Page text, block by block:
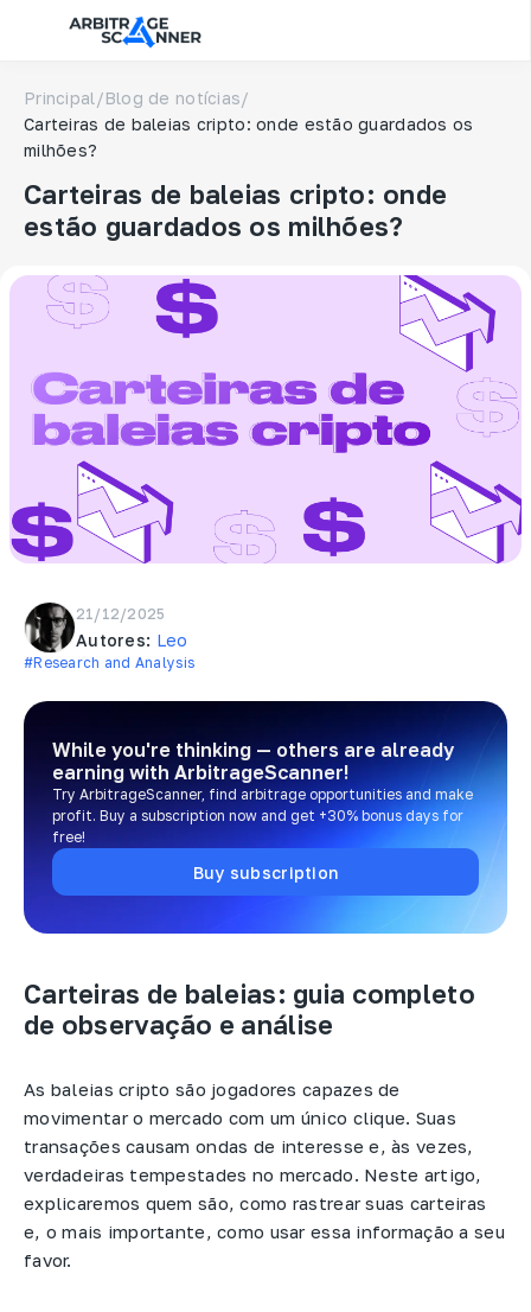
Principal /Blog de notícias/
Carteiras de baleias cripto: onde estão guardados os
milhões?
Carteiras de baleias cripto: onde
estão guardados os milhões?
21/12/2025
Autores: Leo
#Research and Analysis
While you're thinking — others are already
earning with ArbitrageScanner!
Try ArbitrageScanner, find arbitrage opportunities and make
profit. Buy a subscription now and get +30% bonus days for
free!
Buy subscription
Carteiras de baleias: guia completo
de observação e análise
As baleias cripto são jogadores capazes de
movimentar o mercado com um único clique. Suas
transações causam ondas de interesse e, às vezes,
verdadeiras tempestades no mercado. Neste artigo,
explicaremos quem são, como rastrear suas carteiras
e, o mais importante, como usar essa informação a seu
favor.